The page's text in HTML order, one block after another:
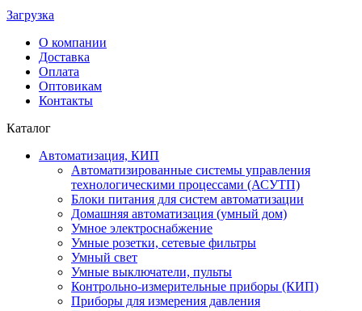
Загрузка
О компании
Доставка
Оплата
Оптовикам
Контакты
Каталог
Автоматизация, КИП
Автоматизированные системы управления
технологическими процессами (АСУТП)
Блоки питания для систем автоматизации
Домашняя автоматизация (умный дом)
Умное электроснабжение
Умные розетки, сетевые фильтры
Умный свет
Умные выключатели, пульты
Контрольно-измерительные приборы (КИП)
Приборы для измерения давления